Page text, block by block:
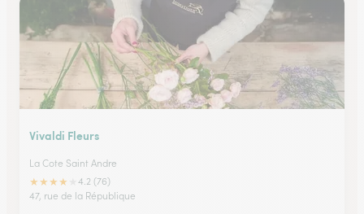
Vivaldi Fleurs
La Cote Saint Andre
★★★★
4.2 (76)
47, rue de la République